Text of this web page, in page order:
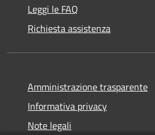
Leggi le FAQ
Richiesta assistenza
Amministrazione trasparente
Informativa privacy
Note legali